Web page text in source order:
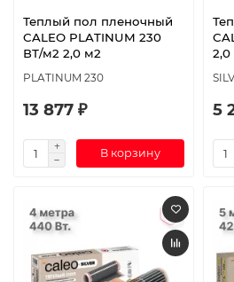
Теплый пол пленочный
CALEO PLATINUM 230
ВТ/м2 2,0 м2
PLATINUM 230
13 877 ₽
В корзину
2,0
5